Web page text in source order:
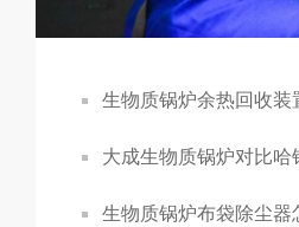
生物质锅炉余热回收
大成生物质锅炉对比
生物质锅炉布袋除尘